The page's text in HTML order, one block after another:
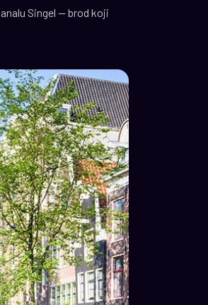
Singel — brod koji